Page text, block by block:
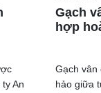
An
Gạch
hợp
Gạch vân
hảo giữa